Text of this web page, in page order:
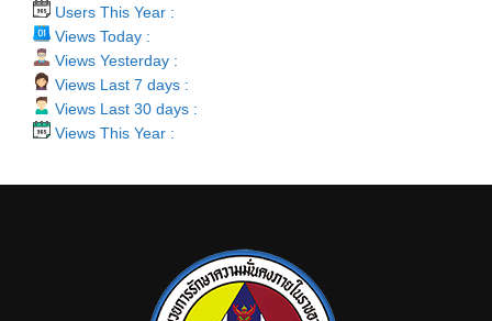
Users This Year :
Views Today :
Views Yesterday :
Views Last 7 days :
Views Last 30 days :
Views This Year :